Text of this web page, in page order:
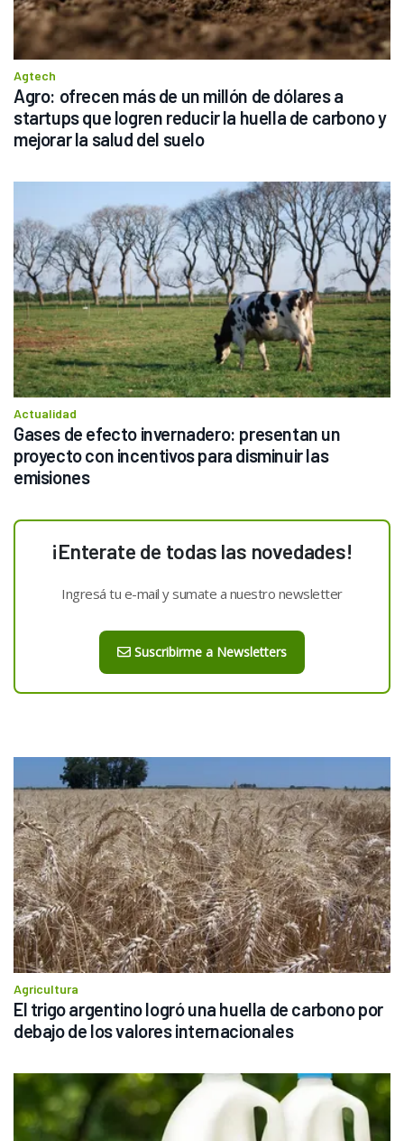
Agtech
Agro: ofrecen más de un millón de dólares a
startups que logren reducir la huella de carbono y
mejorar la salud del suelo
Actualidad
Gases de efecto invernadero: presentan un
proyecto con incentivos para disminuir las
emisiones
¡Enterate de todas las novedades!
Ingresá tu e-mail y sumate a nuestro newsletter
Suscribirme a Newsletters
Agricultura
El trigo argentino logró una huella de carbono por
debajo de los valores internacionales